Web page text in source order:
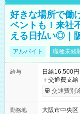
好きな場所で働
ベントも！来社
える日払い◎｜
アルバイト 職種未経
給与
日給16,500円
＋交通費支給 ★交通費全額支給！ ★日払いOK！（規定あり） ┗
働いたその
交通費別
勤務地
大阪市中央区